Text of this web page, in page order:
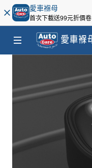
愛車褓母
首次下載送99元折價卷